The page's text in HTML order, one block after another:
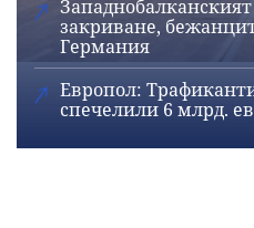
закриване,
Германия
Европол:
спечелили 6 млрд.